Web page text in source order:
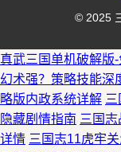
© 2025
真武三国单机破解版
幻术强？策略技能深
略版内政系统详解
隐藏剧情指南 三国
详情 三国志11虎牢